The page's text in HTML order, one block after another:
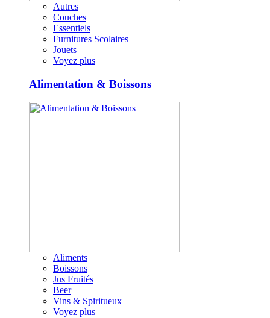
Autres
Couches
Essentiels
Furnitures Scolaires
Jouets
Voyez plus
Alimentation & Boissons
Aliments
Boissons
Jus Fruités
Beer
Vins & Spiritueux
Voyez plus